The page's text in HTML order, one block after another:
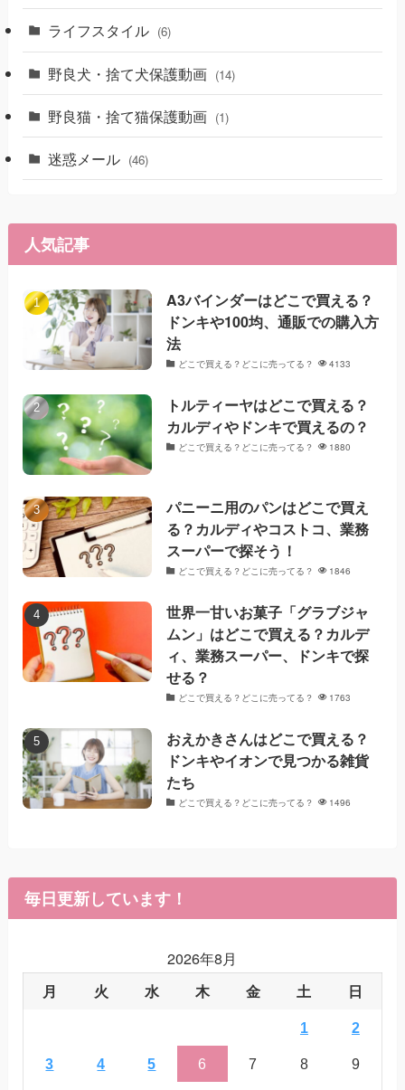
ライフスタイル (6)
野良犬・捨て犬保護動画 (14)
野良猫・捨て猫保護動画 (1)
迷惑メール (46)
人気記事
A3バインダーはどこで買える？
ドンキや100均、通販での購入方
法
どこで買える？どこに売ってる？ 4133
トルティーヤはどこで買える？
カルディやドンキで買えるの？
どこで買える？どこに売ってる？ 1880
パニーニ用のパンはどこで買え
る？カルディやコストコ、業務
スーパーで探そう！
どこで買える？どこに売ってる？ 1846
世界一甘いお菓子「グラブジャ
ムン」はどこで買える？カルデ
ィ、業務スーパー、ドンキで探
せる？
どこで買える？どこに売ってる？ 1763
おえかきさんはどこで買える？
ドンキやイオンで見つかる雑貨
たち
どこで買える？どこに売ってる？ 1496
毎日更新しています！
2026年8月
月 火 水 木 金 土 日
1 2
3 4 5 6 7 8 9